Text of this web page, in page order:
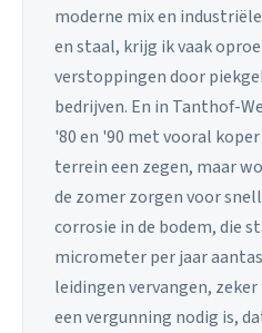
moderne mix en
en staal, krijg ik vaak
verstoppingen door
bedrijven. En in Tanthof-
'80 en '90 met vooral
terrein een zegen, maar
de zomer zorgen voor
corrosie in de bodem, die
micrometer per jaar
leidingen vervangen,
een vergunning nodig is,